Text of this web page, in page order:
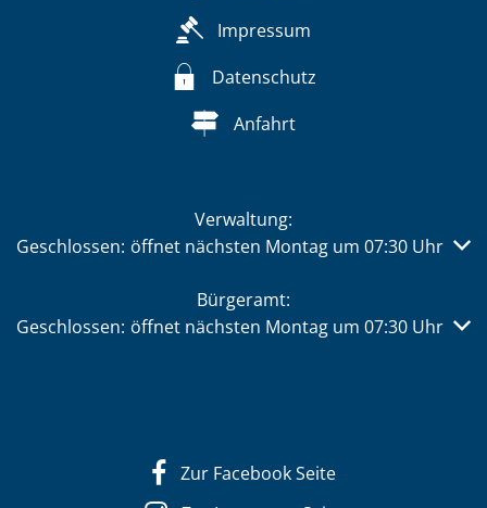
Impressum
Datenschutz
Anfahrt
Verwaltung:
Klicken, um weitere Öffnungs- oder Schließzeiten
Geschlossen: öffnet nächsten Montag um 07:30 Uhr
Bürgeramt:
Klicken, um weitere Öffnungs- oder Schließzeiten
Geschlossen: öffnet nächsten Montag um 07:30 Uhr
Zur Facebook Seite